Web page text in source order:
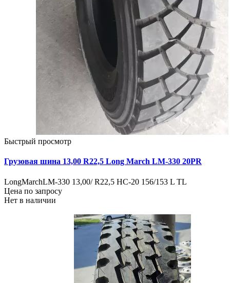
Быстрый просмотр
Грузовая шина 13,00 R22,5 Long March LM-330 20PR
LongMarchLM-330 13,00/ R22,5 HC-20 156/153 L TL
Цена по запросу
Нет в наличии